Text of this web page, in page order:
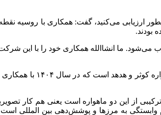
چطور ارزیابی می‌کنید، گفت: همکاری با روسیه
بودند.
ما انشاالله همکاری خود را با این شرکت
بیشتر از پرتاب این ماهواره و مختصات آن
از این دو ماهواره است یعنی هم کار
وابستگی به مرزها و پوشش‌دهی بین
المللی است